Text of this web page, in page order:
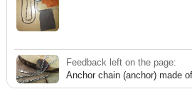
Feedback left on the page:
Anchor chain (anchor) made